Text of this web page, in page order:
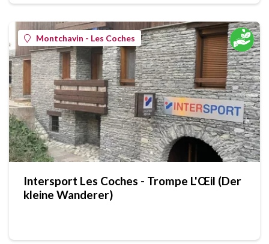
Montchavin - Les Coches
Intersport Les Coches - Trompe L'Œil (Der
kleine Wanderer)